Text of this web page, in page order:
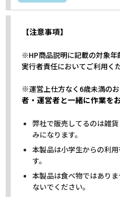
【注意事項】
※HP商品説明に記載の対象
実行者責任においてご利用く
※運営上仕方なく6歳未満の
者・運営者と一緒に作業を
弊社で販売してるのは雑
みになります。
本製品は小学生からの利
す。
本製品は食べ物ではあり
ないでください。